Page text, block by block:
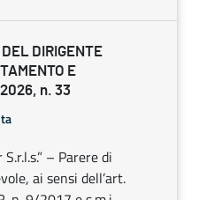
DIRIGENTE
E
2026, n. 33
– Parere di
ai sensi dell’art.